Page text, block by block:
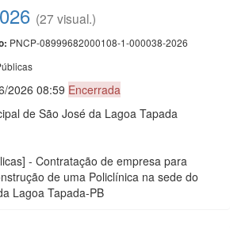
(27 visual.)
PNCP-08999682000108-1-000038-2026
2026 08:59 Encerrada
de São José da Lagoa Tapada
- Contratação de empresa para
de uma Policlínica na sede do
Lagoa Tapada-PB